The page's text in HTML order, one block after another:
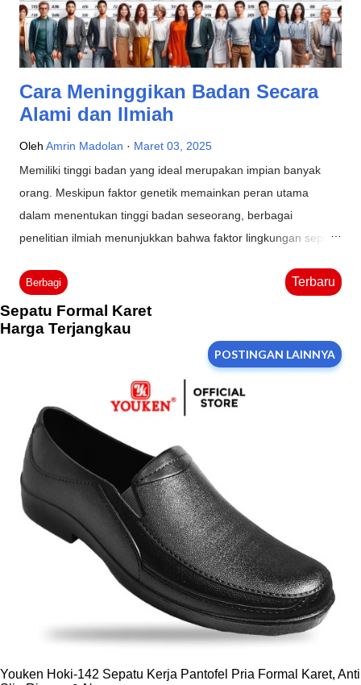
kelompok usia 1. Bayi dan Balita Pada masa ini, pertumbuhan
dan perkembangan anak berlangsung sangat cepat. Kes...
Cara Meninggikan Badan Secara
Alami dan Ilmiah
Oleh Amrin Madolan
Maret 03, 2025
Memiliki tinggi badan yang ideal merupakan impian banyak
orang. Meskipun faktor genetik memainkan peran utama
dalam menentukan tinggi badan seseorang, berbagai
penelitian ilmiah menunjukkan bahwa faktor lingkungan seperti
signifikan dalam pertumbuhan tinggi badan. Tinggi badan ideal
Berikut adalah beberapa cara alami dan ilmiah untuk
meninggikan badan: 1. Mengonsumsi Makanan Bergizi Asupan
nutrisi yang seimbang sangat penting untuk pertumbuhan
tulang dan otot. Pastikan Anda mengonsumsi makanan kaya
protein, kalsium, vitamin D dan mineral lainnya. Protein dapat
ditemukan dalam daging, ikan, telur, dan kacang-kacangan,
sementara kalsium dan vitamin D banyak terdapat dalam
produk susu, sayuran hijau, dan ikan berlemak. Sebuah studi
yang diterbitkan oleh National Library of Medicine
menyebutkan bahwa nutrisi yang tepat dapat membantu
pertumbuhan tinggi badan secara optimal. Selengkapnya
mengenai bagaimana makanan bergizi dap...
Berbagi Terbaru
POSTINGAN LAINNYA
Sepatu Formal Karet
Harga Terjangkau
Youken Hoki-142 Sepatu Kerja Pantofel Pria Formal Karet, Anti